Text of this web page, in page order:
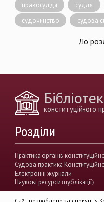
правосуддя суддя
судочинство
судова
До
конституційного
Розділи
Практика органів
Судова практика
Електронні журнали
Наукові ресурси (публікації)
Сайт розроблено за сприяння